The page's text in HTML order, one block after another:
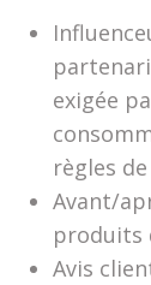
exigée
règles de
Avant/
produits
Avis